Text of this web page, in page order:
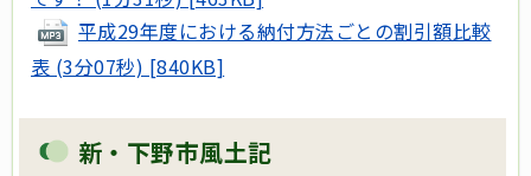
平成29年度における納付方法ごとの割引額比較
表 (3分07秒) [840KB]
新・下野市風土記